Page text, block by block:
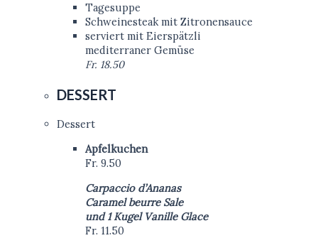
Tagesuppe
Schweinesteak mit Zitronensauce
serviert mit Eierspätzli
mediterraner Gemüse
Fr. 18.50
DESSERT
Dessert
Apfelkuchen
Fr. 9.50
Carpaccio d’Ananas
Caramel beurre Sale
und 1 Kugel Vanille Glace
Fr. 11.50